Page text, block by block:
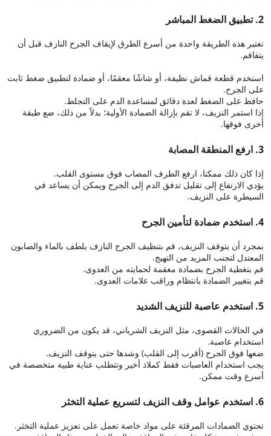
2. تطبيق الضغط المباشر
تعتبر هذه الطريقة واحدة من أسرع الطرق لإيقاف الجرح النازف قبل أن
يتفاقم.
استخدم قطعة قماش نظيفة، أو شاشًا معقمًا، أو ضمادة لتطبيق ضغط ثابت
على الجرح.
حافظ على الضغط لعدة دقائق لمساعدة الدم على التجلط.
إذا استمر النزيف، لا تقم بإزالة الضمادة الأولية؛ بدلاً من ذلك، ضع طبقة
أخرى فوقها.
3. ارفع المنطقة المصابة
إذا كان ذلك ممكنا، ارفع الطرف المصاب فوق مستوى القلب.
يؤدي الارتفاع إلى تقليل تدفق الدم إلى الجرح ويمكن أن يساعد في
السيطرة على النزيف.
4. استخدم ضمادة لتأمين الجرح
بمجرد أن يتوقف النزيف، قم بتنظيف الجرح النازف بلطف بالماء والصابون
المعتدل لتجنب المزيد من التهيج.
قم بتغطية الجرح بضمادة معقمة لحمايته من العدوى.
قم بتغيير الضمادة بانتظام وراقب علامات العدوى.
5. استخدم عاصبة للنزيف الشديد
في الحالات القصوى، مثل النزيف الشرياني، قد يكون من الضروري
استخدام عاصبة.
ضعها فوق الجرح (أقرب إلى القلب) وشدها حتى يتوقف النزيف.
يجب استخدام العاصبات فقط كملاذ أخير وتتطلب عناية طبية متخصصة في
أسرع وقت ممكن.
6. استخدم عوامل وقف النزيف لتسريع عملية التخثر
تحتوي الضمادات المرقئة على مواد خاصة تعمل على تعزيز عملية التخثر.